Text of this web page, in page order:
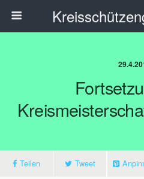
Teilen Tweet